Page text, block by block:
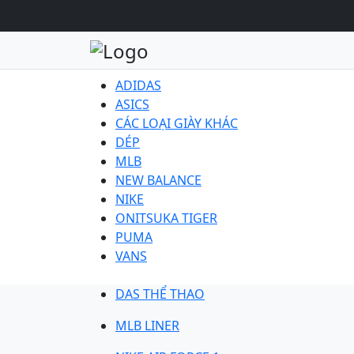
ADIDAS
ASICS
CÁC LOẠI GIÀY KHÁC
DÉP
MLB
NEW BALANCE
NIKE
ONITSUKA TIGER
PUMA
VANS
DAS THỂ THAO
MLB LINER